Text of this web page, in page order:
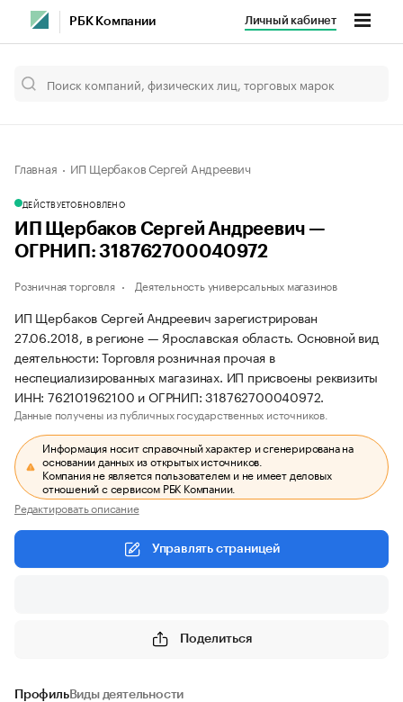
РБК Компании Личный кабинет
Главная ИП Щербаков Сергей Андреевич
ДЕЙСТВУЕТОБНОВЛЕНО
ИП Щербаков Сергей Андреевич —
ОГРНИП: 318762700040972
Розничная торговля Деятельность универсальных магазинов
ИП Щербаков Сергей Андреевич зарегистрирован
27.06.2018, в регионе — Ярославская область. Основной вид
деятельности: Торговля розничная прочая в
неспециализированных магазинах. ИП присвоены реквизиты
ИНН: 762101962100 и ОГРНИП: 318762700040972.
Данные получены из публичных государственных источников.
Информация носит справочный характер и сгенерирована на
основании данных из открытых источников.
Компания не является пользователем и не имеет деловых
отношений с сервисом РБК Компании.
Редактировать описание
Управлять страницей
Поделиться
ПрофильВиды деятельности